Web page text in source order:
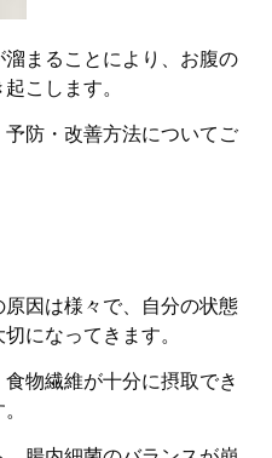
まることにより、お腹の
こします。
防・改善方法についてご
因は様々で、自分の状態
になってきます。
物繊維が十分に摂取でき